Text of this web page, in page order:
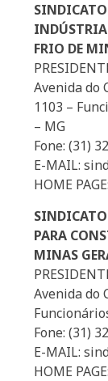
FRIO DE
Avenida do
1103 –
– MG
Fone: (31)
E-MAIL:
HOME
PARA
MINAS
Avenida do
Fone: (31)
E-MAIL:
HOME